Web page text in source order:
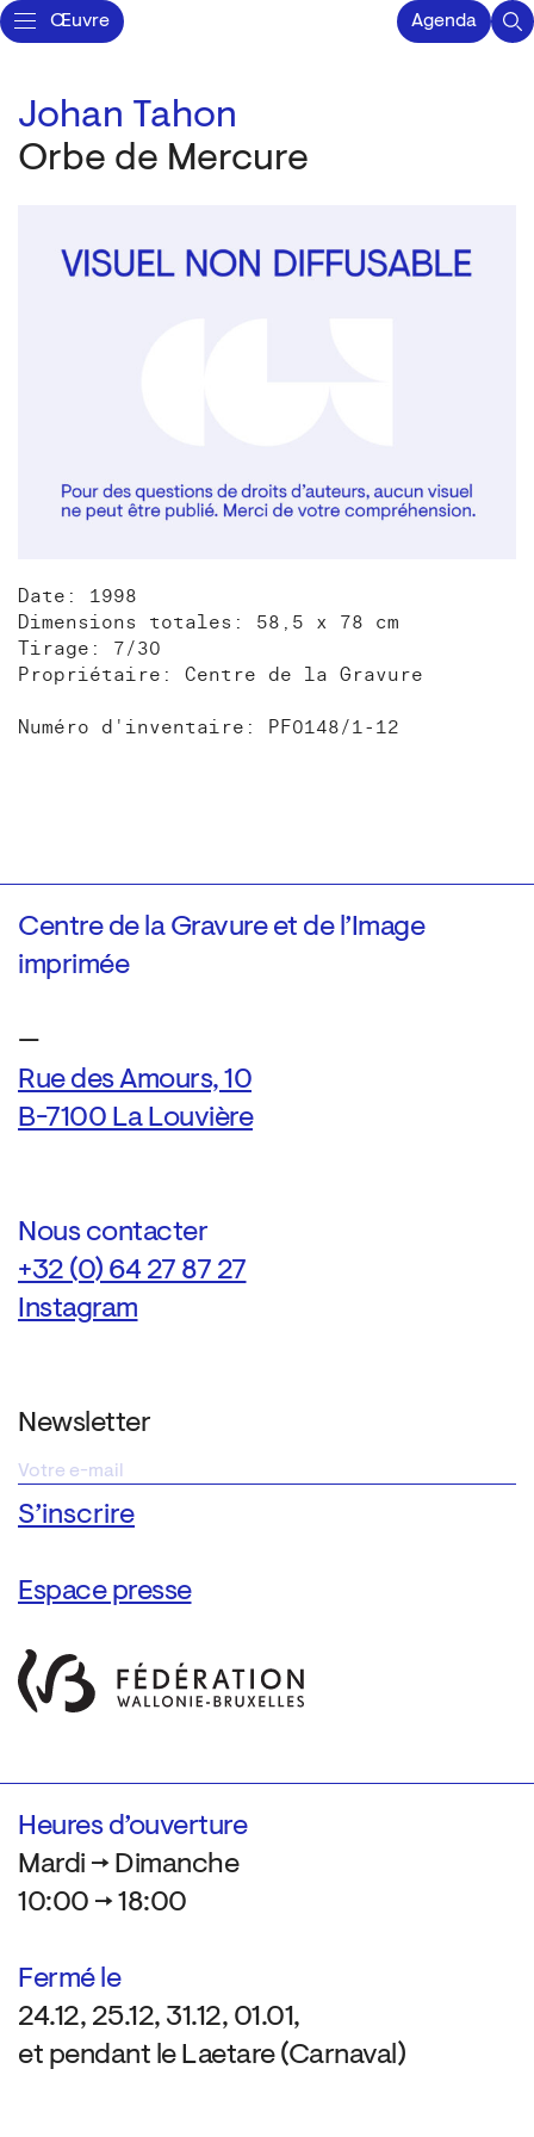
Œuvre Agenda
Johan Tahon
Orbe de Mercure
Date: 1998
Dimensions totales: 58,5 x 78 cm
Tirage: 7/30
Propriétaire: Centre de la Gravure
Numéro d'inventaire: PF0148/1-12
Centre de la Gravure et de l’Image
imprimée
—
Rue des Amours, 10
B-7100 La Louvière
Nous contacter
+32 (0) 64 27 87 27
Instagram
Newsletter
Espace presse
Heures d’ouverture
Mardi → Dimanche
10:00 → 18:00
Fermé le
24.12, 25.12, 31.12, 01.01,
et pendant le Laetare (Carnaval)